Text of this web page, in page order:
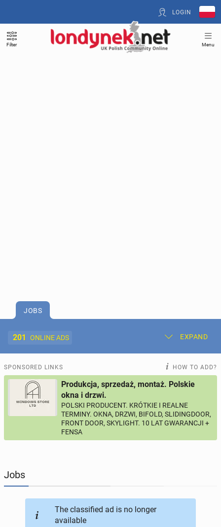
LOGIN
Filter Menu
JOBS
201 ONLINE ADS EXPAND
Post New Ad My Ads
Offer and Adverts Price
ACCOMMODATION 273online ads
AUTOMOTIVE
SPONSORED LINKS HOW TO ADD?
Produkcja, sprzedaż, montaż. Polskie
okna i drzwi.
POLSKI PRODUCENT. KRÓTKIE I REALNE
TERMINY. OKNA, DRZWI, BIFOLD, SLIDINGDOOR,
FRONT DOOR, SKYLIGHT. 10 LAT GWARANCJI +
FENSA
Jobs
The classified ad is no longer
available